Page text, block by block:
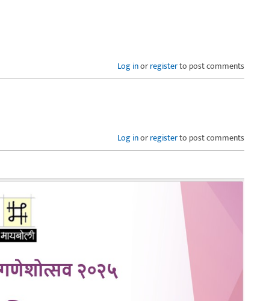
Log inorregisterto post comments
Log inorregisterto post comments